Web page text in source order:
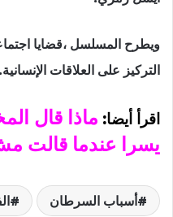
ويطرح المسلسل ،قضايا
التركيز على العلاقات الإنسانية.
اقرأ أيضا: ماذا قال
يسرا عندما قالت
أسباب السرطان